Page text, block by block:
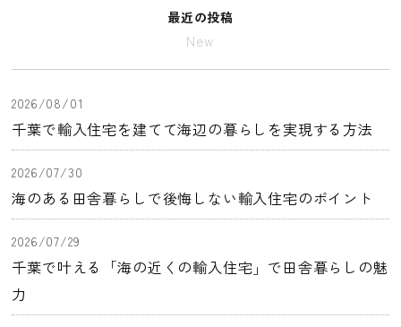
最近の投稿
New
2026/08/01
千葉で輸入住宅を建てて海辺の暮らしを実現する方法
2026/07/30
海のある田舎暮らしで後悔しない輸入住宅のポイント
2026/07/29
千葉で叶える「海の近くの輸入住宅」で田舎暮らしの魅
力